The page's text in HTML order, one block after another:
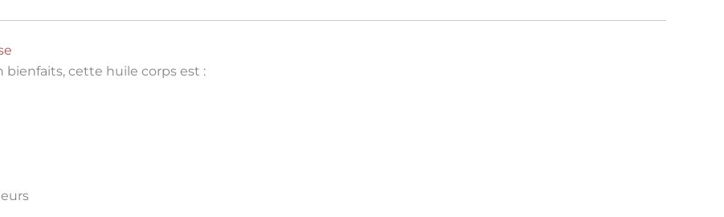
bienfaits, cette huile corps est :